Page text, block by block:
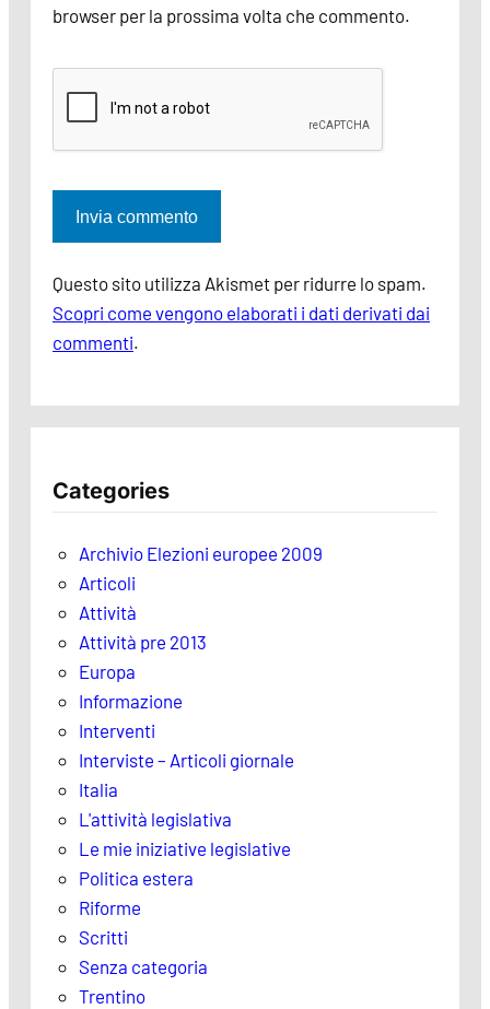
browser per la prossima volta che commento.
Questo sito utilizza Akismet per ridurre lo spam.
Scopri come vengono elaborati i dati derivati dai
commenti.
Categories
Archivio Elezioni europee 2009
Articoli
Attività
Attività pre 2013
Europa
Informazione
Interventi
Interviste – Articoli giornale
Italia
L'attività legislativa
Le mie iniziative legislative
Politica estera
Riforme
Scritti
Senza categoria
Trentino